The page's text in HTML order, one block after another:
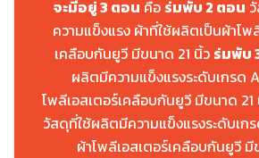
จะมีอยู่ 3 ตอน คือ ร่มพับ 2 ตอน
ความแข็งแรง ผ้าที่ใช้ผลิตเป็นผ้าโพ
เคลือบกันยูวี มีขนาด 21 นิ้ว ร่มพับ
ผลิตมีความแข็งแรงระดับเกรด
โพลีเอสเตอร์เคลือบกันยูวี มีขนาด 21
วัสดุที่ใช้ผลิตมีความแข็งแรงระดับเก
ผ้าโพลีเอสเตอร์เคลือบกันยูวี มี